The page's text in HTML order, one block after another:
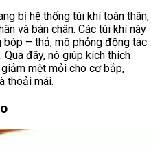
bị hệ thống túi khí toàn thân,
và bàn chân. Các túi khí này
bóp – thả, mô phỏng động tác
đây, nó giúp kích thích
mệt mỏi cho cơ bắp,
thoải mái.